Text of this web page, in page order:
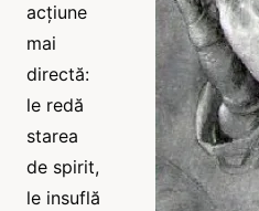
acțiune
mai
directă:
le redă
starea
de spirit,
le insuflă